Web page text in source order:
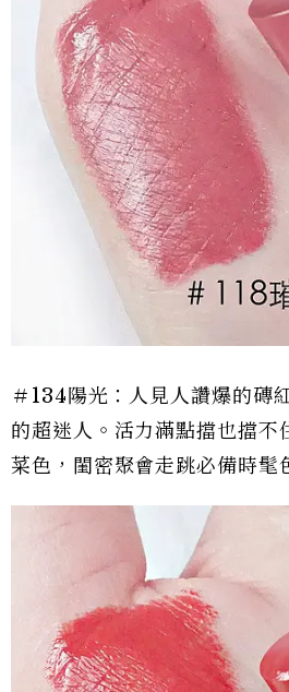
＃134陽光：人見人讚爆的磚
的超迷人。活力滿點擋也擋不
菜色，閨密聚會走跳必備時髦